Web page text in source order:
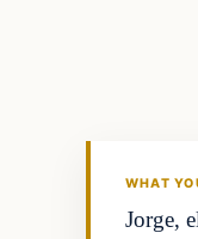
WHAT
Jorge,